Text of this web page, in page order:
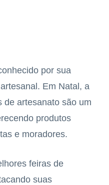
por sua
Em Natal, a
de artesanato são um
produtos
e moradores.
feiras de
suas